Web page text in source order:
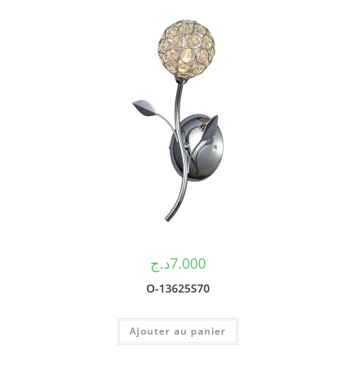
7.000د.ج
O-13625S70
Ajouter au panier